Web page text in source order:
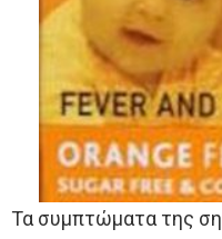
Τα συμπτώματα της